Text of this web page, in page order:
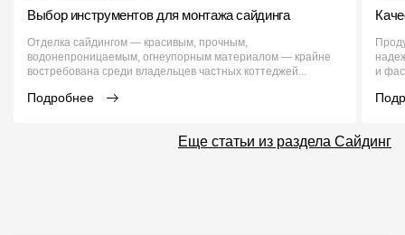
Выбор инструментов для монтажа сайдинга
Отделка сайдингом — красивым, прочным,
водонепроницаемым, огнеупорным материалом — крайне
востребована среди владельцев частных коттеджей...
Подробнее
и
Еще статьи из раздела Сайдинг